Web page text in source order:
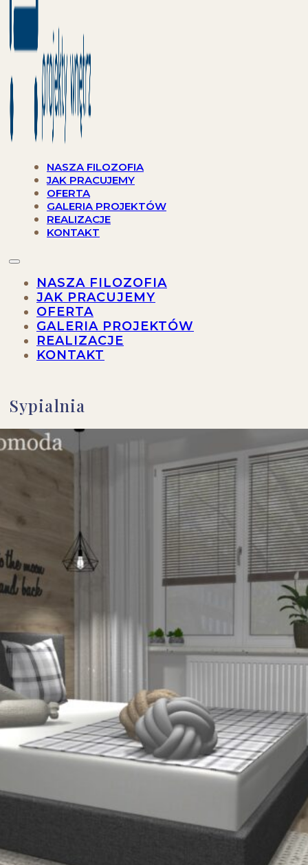
NASZA FILOZOFIA
JAK PRACUJEMY
OFERTA
GALERIA PROJEKTÓW
REALIZACJE
KONTAKT
NASZA FILOZOFIA
JAK PRACUJEMY
OFERTA
GALERIA PROJEKTÓW
REALIZACJE
KONTAKT
Sypialnia